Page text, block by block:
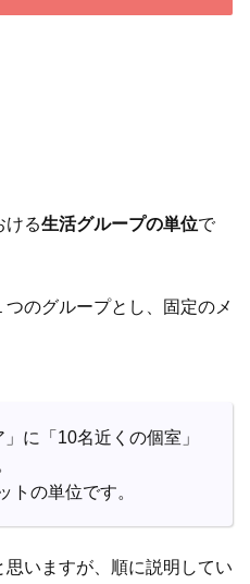
ける生活グループの単位で
のグループとし、固定のメ
に「10名近くの個室」
トの単位です。
いますが、順に説明してい